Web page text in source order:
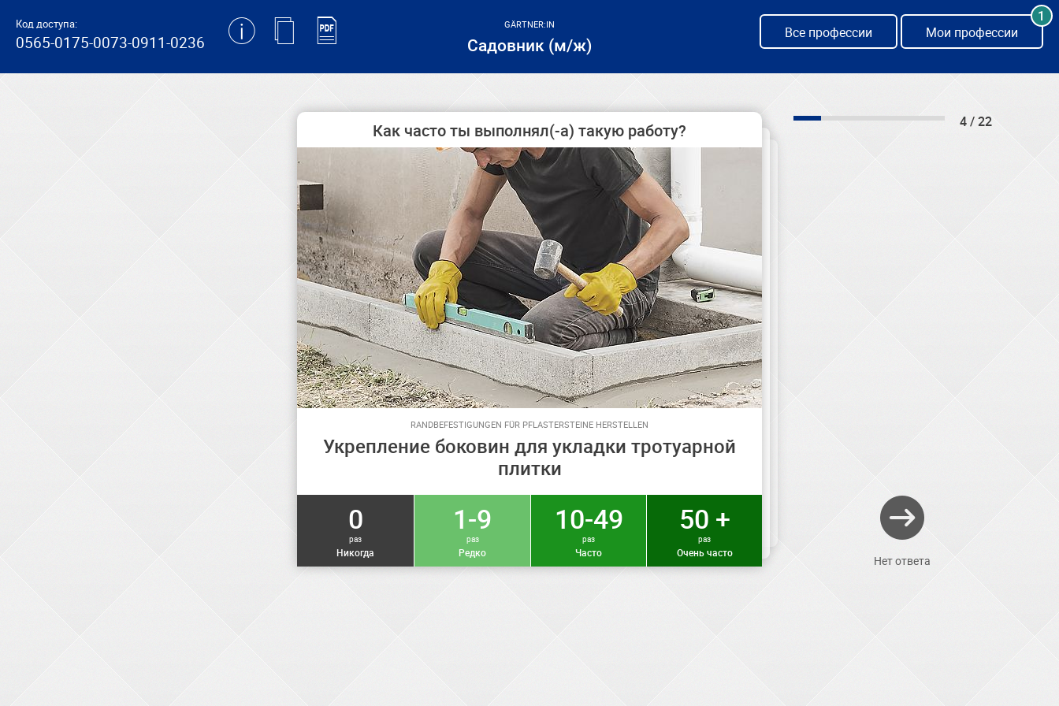
Код доступа:
0565-0175-0073-0911-0236
GÄRTNER:IN
Садовник (м/ж)
Все профессии Мои профессии
1
Как часто ты выполнял(-а) такую работу?
RANDBEFESTIGUNGEN FÜR PFLASTERSTEINE HERSTELLEN
Укрепление боковин для укладки тротуарной
плитки
0
раз
Никогда
1-9
раз
Редко
10-49
раз
Часто
50 +
раз
Очень часто
4 / 22
Нет ответа